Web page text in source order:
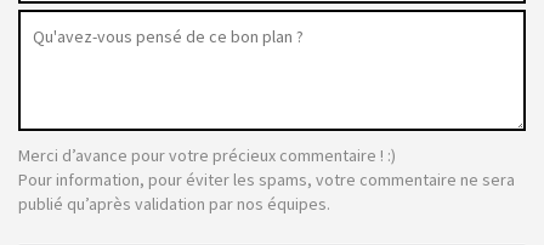
Merci d’avance pour votre précieux commentaire ! :)
Pour information, pour éviter les spams, votre commentaire ne sera
publié qu’après validation par nos équipes.